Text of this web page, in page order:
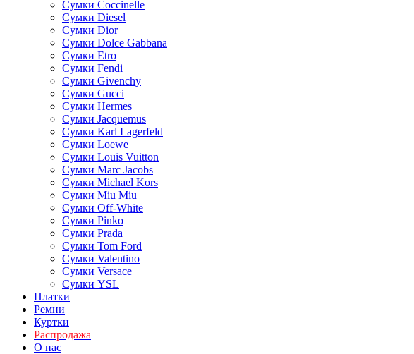
Сумки Coccinelle
Сумки Diesel
Сумки Dior
Сумки Dolce Gabbana
Сумки Etro
Сумки Fendi
Сумки Givenchy
Сумки Gucci
Сумки Hermes
Сумки Jacquemus
Сумки Karl Lagerfeld
Сумки Loewe
Сумки Louis Vuitton
Сумки Marc Jacobs
Сумки Michael Kors
Сумки Miu Miu
Сумки Off-White
Сумки Pinko
Сумки Prada
Сумки Tom Ford
Cумки Valentino
Сумки Versace
Сумки YSL
Платки
Ремни
Куртки
Распродажа
О нас